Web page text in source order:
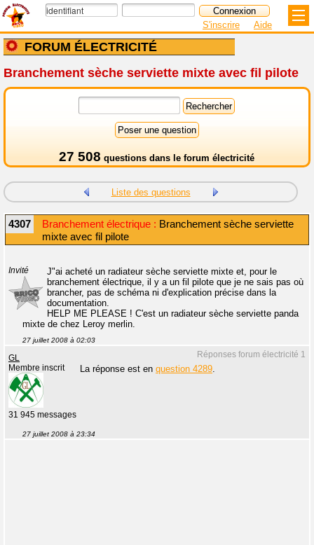
FORUM ÉLECTRICITÉ
S'inscrire Aide
Branchement sèche serviette mixte avec fil pilote
27 508 questions dans le forum électricité
Liste des questions
4307 Branchement électrique : Branchement sèche serviette
mixte avec fil pilote
Invité
J"ai acheté un radiateur sèche serviette mixte et, pour le
branchement électrique, il y a un fil pilote que je ne sais pas où
brancher, pas de schéma ni d'explication précise dans la
documentation.
HELP ME PLEASE ! C'est un radiateur sèche serviette panda
mixte de chez Leroy merlin.
27 juillet 2008 à 02:03
Réponses forum électricité 1
GL
Membre inscrit
31 945 messages
La réponse est en question 4289.
27 juillet 2008 à 23:34